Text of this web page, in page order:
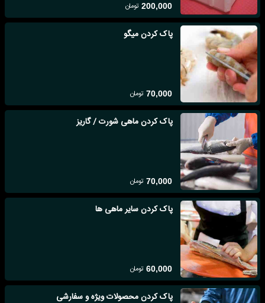
200,000 تومان
پاک کردن میگو
70,000 تومان
پاک کردن ماهی شورت / گاریز
70,000 تومان
پاک کردن سایر ماهی ها
60,000 تومان
پاک کردن محصولات ویژه و سفارشی